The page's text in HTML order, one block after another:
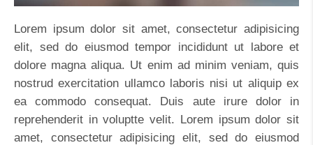
Lorem ipsum dolor sit amet, consectetur adipisicing
elit, sed do eiusmod tempor incididunt ut labore et
dolore magna aliqua. Ut enim ad minim veniam, quis
nostrud exercitation ullamco laboris nisi ut aliquip ex
ea commodo consequat. Duis aute irure dolor in
reprehenderit in voluptte velit. Lorem ipsum dolor sit
amet, consectetur adipisicing elit, sed do eiusmod